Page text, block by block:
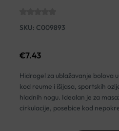
SKU: C009893
€7.43
Hidrogel za ublažavanje bolova
kod reume i išijasa, sportskih
hladnih nogu. Idealan je za
cirkulacije, posebice kod